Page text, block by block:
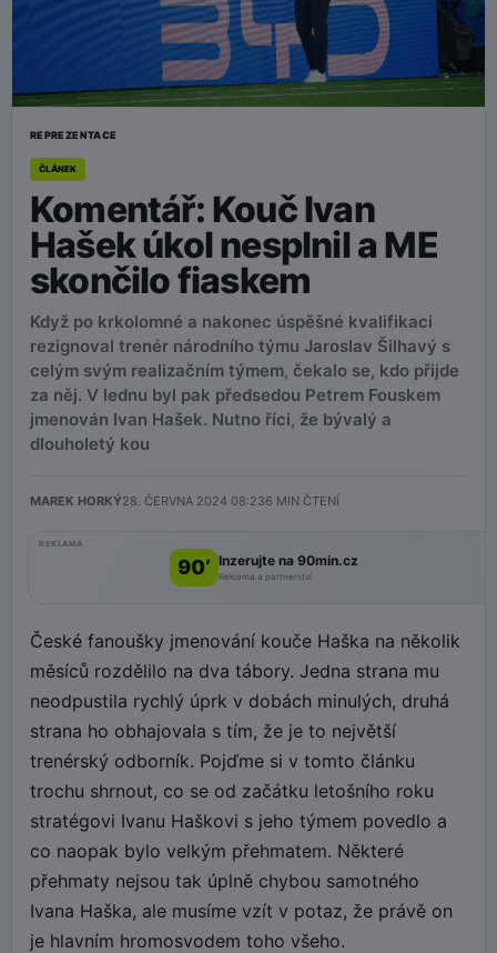
REPREZENTACE
ČLÁNEK
Komentář: Kouč Ivan
Hašek úkol nesplnil a ME
skončilo fiaskem
Když po krkolomné a nakonec úspěšné kvalifikaci
rezignoval trenér národního týmu Jaroslav Šilhavý s
celým svým realizačním týmem, čekalo se, kdo přijde
za něj. V lednu byl pak předsedou Petrem Fouskem
jmenován Ivan Hašek. Nutno říci, že bývalý a
dlouholetý kou
MAREK HORKÝ28. ČERVNA 2024 08:236 MIN ČTENÍ
REKLAMA
90’ Inzerujte na 90min.cz
Reklama a partnerství
České fanoušky jmenování kouče Haška na několik
měsíců rozdělilo na dva tábory. Jedna strana mu
neodpustila rychlý úprk v dobách minulých, druhá
strana ho obhajovala s tím, že je to největší
trenérský odborník. Pojďme si v tomto článku
trochu shrnout, co se od začátku letošního roku
stratégovi Ivanu Haškovi s jeho týmem povedlo a
co naopak bylo velkým přehmatem. Některé
přehmaty nejsou tak úplně chybou samotného
Ivana Haška, ale musíme vzít v potaz, že právě on
je hlavním hromosvodem toho všeho.